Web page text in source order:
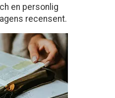
en personlig
recensent.